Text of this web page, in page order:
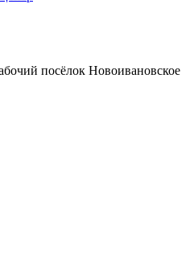
посёлок Новоивановское